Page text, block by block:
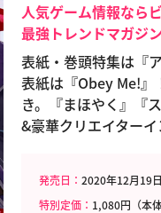
人気ゲーム情報なら
最強トレンドマガジン
表紙・巻頭特集は『
表紙は『Obey Me!』
き。『まほやく』『
&豪華クリエイター
発売日： 2020年12月19日
特別定価： 1,080円（本